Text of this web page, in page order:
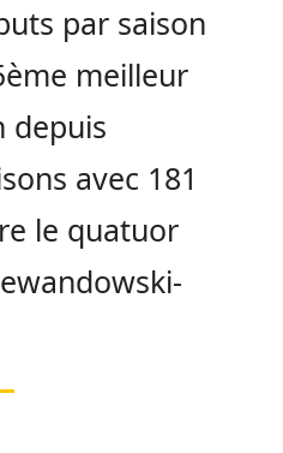
par saison
meilleur
depuis
avec 181
le quatuor